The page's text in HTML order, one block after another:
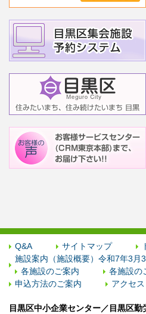
Q&A サイトマップ
施設案内（施設概要）令和7年3月
各施設のご案内
各施設
申込方法のご案内
アクセス
目黒区中小企業センター／目黒区勤